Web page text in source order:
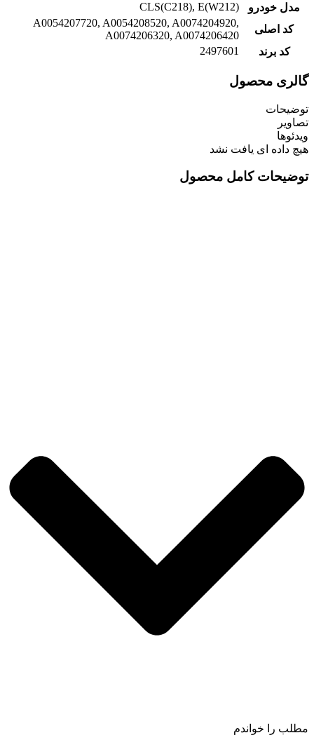
مدل خودرو
CLS(C218), E(W212)
کد اصلی
A0054207720, A0054208520, A0074204920,
A0074206320, A0074206420
کد برند
2497601
گالری محصول
توضیحات
تصاویر
ویدئوها
هیچ داده ای یافت نشد
توضیحات کامل محصول
مطلب را خواندم